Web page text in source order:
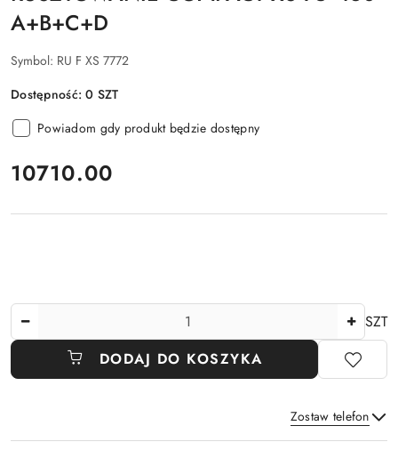
A+B+C+D
Symbol: RU F XS 7772
Dostępność:0 SZT
Powiadom gdy produkt będzie dostępny
cena:
10710.00
SZT
DODAJ DO KOSZYKA
Zostaw telefon